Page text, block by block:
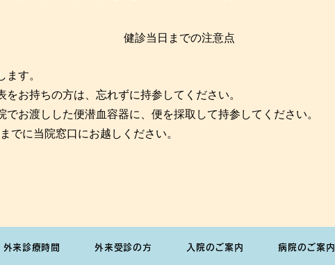
健診当日までの注意点
ます。
をお持ちの方は、忘れずに持参してください。
でお渡しした便潜血容器に、便を採取して持参してください。
でに当院窓口にお越しください。
外来診療時間 外来受診の方 入院のご案内 病院のご案内